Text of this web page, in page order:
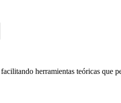
herramientas teóricas que